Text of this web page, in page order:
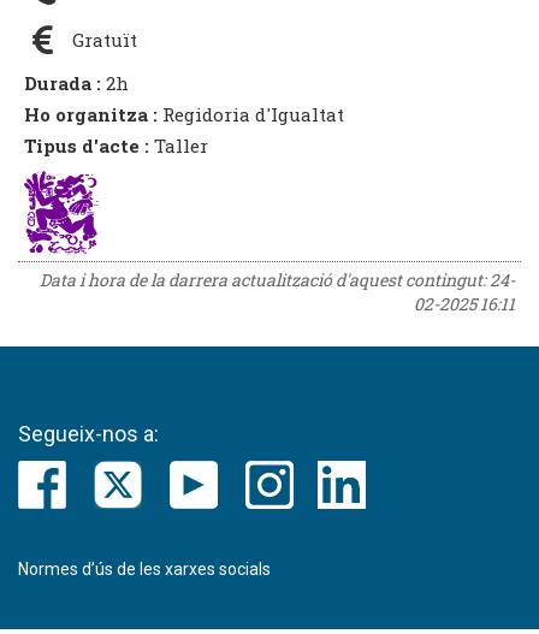
Gratuït
Durada : 2h
Ho organitza : Regidoria d'Igualtat
Tipus d'acte : Taller
Data i hora de la darrera actualització d'aquest contingut:24-
02-2025 16:11
Segueix-nos a:
Normes d’ús de les xarxes socials